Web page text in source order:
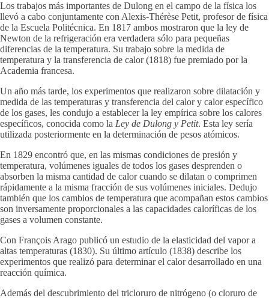
Los trabajos más importantes de Dulong en el campo de la física los
llevó a cabo conjuntamente con Alexis-Thérèse Petit, profesor de física
de la Escuela Politécnica. En 1817 ambos mostraron que la ley de
Newton de la refrigeración era verdadera sólo para pequeñas
diferencias de la temperatura. Su trabajo sobre la medida de
temperatura y la transferencia de calor (1818) fue premiado por la
Academia francesa.
Un año más tarde, los experimentos que realizaron sobre dilatación y
medida de las temperaturas y transferencia del calor y calor específico
de los gases, les condujo a establecer la ley empírica sobre los calores
específicos, conocida como la Ley de Dulong y Petit. Esta ley sería
utilizada posteriormente en la determinación de pesos atómicos.
En 1829 encontró que, en las mismas condiciones de presión y
temperatura, volúmenes iguales de todos los gases desprenden o
absorben la misma cantidad de calor cuando se dilatan o comprimen
rápidamente a la misma fracción de sus volúmenes iniciales. Dedujo
también que los cambios de temperatura que acompañan estos cambios
son inversamente proporcionales a las capacidades caloríficas de los
gases a volumen constante.
Con François Arago publicó un estudio de la elasticidad del vapor a
altas temperaturas (1830). Su último artículo (1838) describe los
experimentos que realizó para determinar el calor desarrollado en una
reacción química.
Además del descubrimiento del tricloruro de nitrógeno (o cloruro de